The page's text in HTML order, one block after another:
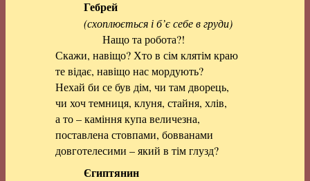
Гебрей
(схоплюється і б’є себе в груди)
Нащо та робота?!
Скажи, навіщо? Хто в сім клятім краю
те відає, навіщо нас мордують?
Нехай би се був дім, чи там дворець,
чи хоч темниця, клуня, стайня, хлів,
а то – каміння купа величезна,
поставлена стовпами, бовванами
довготелесими – який в тім глузд?
Єгиптянин